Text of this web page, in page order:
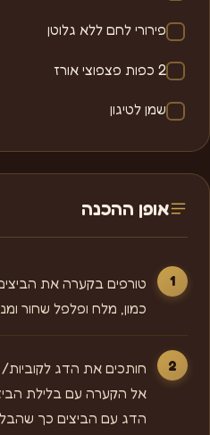
פירורי לחם ללא גלוטן
2 כפות פצפוצי אורז
שמן לטיגון
אופן ההכנה
טורפים בקערה את
כמון, מלח ופלפל שחור
חותכים את הדג
אל הקערה עם בלילת
הדג עם הביצים כך